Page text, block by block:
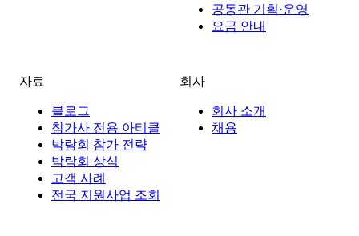
공동관 기획·운영
요금 안내
자료
블로그
참가사 전용 아티클
박람회 참가 전략
박람회 상식
고객 사례
전국 지원사업 조회
회사
회사 소개
채용